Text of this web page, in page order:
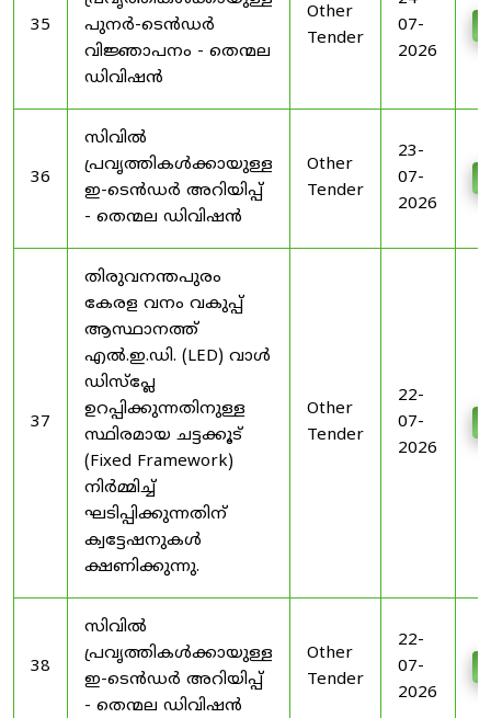
35
പുനർ-ടെൻഡർ
വിജ്ഞാപനം - തെന്മല
ഡിവിഷൻ
Other
Tender
07-
2026
36
സിവിൽ
പ്രവൃത്തികൾക്കായുള്ള
ഇ-ടെൻഡർ അറിയിപ്പ്
- തെന്മല ഡിവിഷൻ
Other
Tender
23-
07-
2026
37
തിരുവനന്തപുരം
കേരള വനം വകുപ്പ്
ആസ്ഥാനത്ത്
എൽ.ഇ.ഡി. (LED) വാൾ
ഡിസ്‌പ്ലേ
ഉറപ്പിക്കുന്നതിനുള്ള
സ്ഥിരമായ ചട്ടക്കൂട്
(Fixed Framework)
നിർമ്മിച്ച്
ഘടിപ്പിക്കുന്നതിന്
ക്വട്ടേഷനുകൾ
ക്ഷണിക്കുന്നു.
Other
Tender
22-
07-
2026
38
സിവിൽ
പ്രവൃത്തികൾക്കായുള്ള
ഇ-ടെൻഡർ അറിയിപ്പ്
- തെന്മല ഡിവിഷൻ
Other
Tender
22-
07-
2026